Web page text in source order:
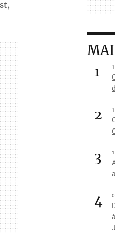
1
2
3
4